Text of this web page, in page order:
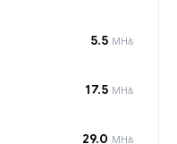
5.5 MH/s
17.5 MH/s
29.0 MH/s